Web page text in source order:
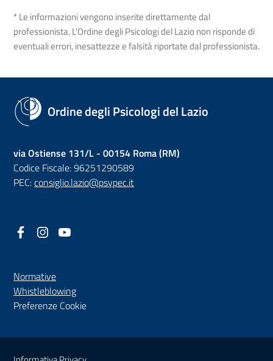
* Le informazioni vengono inserite direttamente dal
professionista. L'Ordine degli Psicologi del Lazio non risponde di
eventuali errori, inesattezze e falsità riportate dal professionista.
Ordine degli Psicologi del Lazio
via Ostiense 131/L - 00154 Roma (RM)
Codice Fiscale: 96251290589
PEC:consiglio.lazio@psypec.it
Facebook
(nuova scheda - new tab)
Instagram
(nuova scheda - new tab)
Normative
Whistleblowing(nuova scheda - new tab)
Preferenze Cookie
Sezione Link Utili